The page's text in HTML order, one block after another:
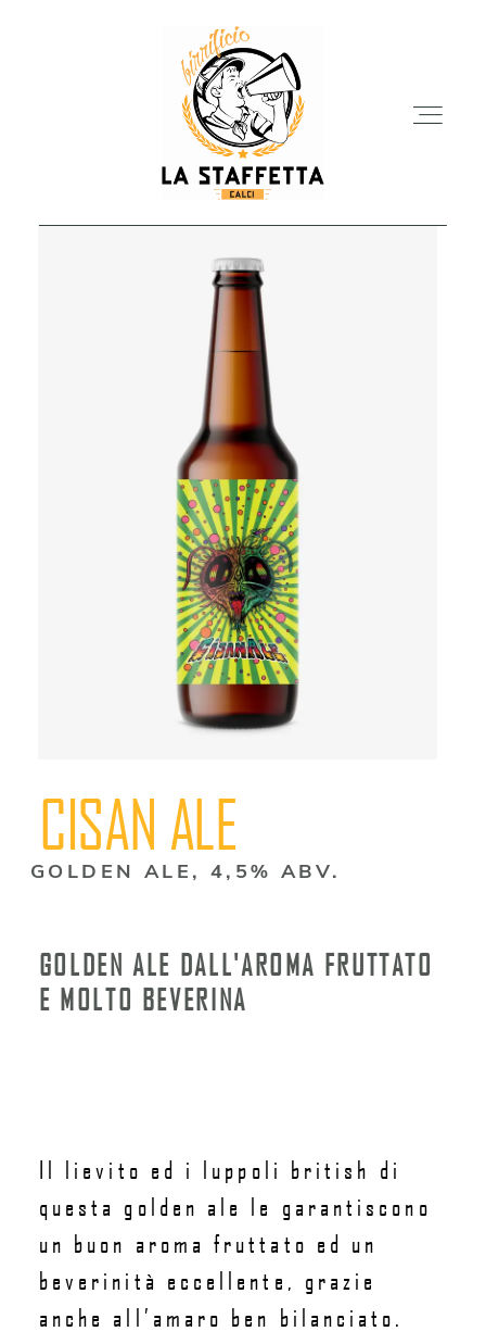
TAP ROOM
IL BIRRIFICIO
LE BIRRE
CHI SIAMO
EVENTI
CONTATTI
CISAN ALE
GOLDEN ALE, 4,5% ABV.
GOLDEN ALE DALL'AROMA FRUTTATO
E MOLTO BEVERINA
Il lievito ed i luppoli british di
questa golden ale le garantiscono
un buon aroma fruttato ed un
beverinità eccellente, grazie
anche all’amaro ben bilanciato.